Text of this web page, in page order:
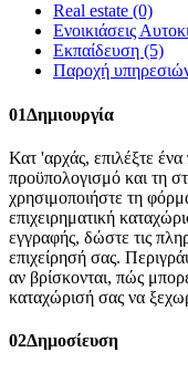
Real estate (0)
Ενοικιάσεις
Εκπαίδευση (5)
Παροχή
01Δημιουργία
Κατ 'αρχάς, επιλέξτε ένα
προϋπολογισμό και τη
χρησιμοποιήστε τη
επιχειρηματική
εγγραφής, δώστε τις
επιχείρησή σας.
αν βρίσκονται, πώς
καταχώρισή σας να
02Δημοσίευση